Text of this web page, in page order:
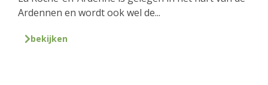
Ardennen en wordt ook wel de...
bekijken